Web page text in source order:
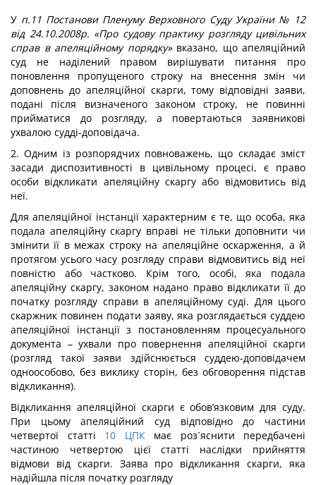
У п.11 Постанови Пленуму Верховного Суду України № 12
від 24.10.2008р. «Про судову практику розгляду цивільних
справ в апеляційному порядку»вказано, що апеляційний
суд не наділений правом вирішувати питання про
поновлення пропущеного строку на внесення змін чи
доповнень до апеляційної скарги, тому відповідні заяви,
подані після визначеного законом строку, не повинні
прийматися до розгляду, а повертаються заявникові
ухвалою судді-доповідача.
2. Одним із розпорядчих повноважень, що складає зміст
засади диспозитивності в цивільному процесі, є право
особи відкликати апеляційну скаргу або відмовитись від
неї.
Для апеляційної інстанції характерним є те, що особа, яка
подала апеляційну скаргу вправі не тільки доповнити чи
змінити її в межах строку на апеляційне оскарження, а й
протягом усього часу розгляду справи відмовитись від неї
повністю або частково. Крім того, особі, яка подала
апеляційну скаргу, законом надано право відкликати її до
початку розгляду справи в апеляційному суді. Для цього
скаржник повинен подати заяву, яка розглядається суддею
апеляційної інстанції з постановленням процесуального
документа – ухвали про повернення апеляційної скарги
(розгляд такої заяви здійснюється суддею-доповідачем
одноособово, без виклику сторін, без обговорення підстав
відкликання).
Відкликання апеляційної скарги є обов’язковим для суду.
При цьому апеляційний суд відповідно до частини
четвертої статті 10 ЦПКмає роз´яснити передбачені
частиною четвертою цієї статті наслідки прийняття
відмови від скарги. Заява про відкликання скарги, яка
надійшла після початку розгляду